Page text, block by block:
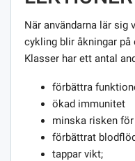
När användarna lär
cykling blir åkningar
Klasser har ett antal
förbättra
ökad immunitet
minska risken
förbättrat
tappar vikt;